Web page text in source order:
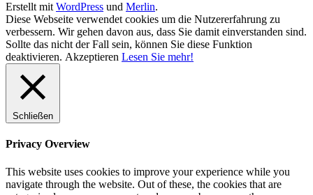
Erstellt mit WordPress und Merlin.
Diese Webseite verwendet cookies um die Nutzererfahrung zu
verbessern. Wir gehen davon aus, dass Sie damit einverstanden sind.
Sollte das nicht der Fall sein, können Sie diese Funktion
deaktivieren. Akzeptieren Lesen Sie mehr!
Schließen
Privacy Overview
This website uses cookies to improve your experience while you
navigate through the website. Out of these, the cookies that are